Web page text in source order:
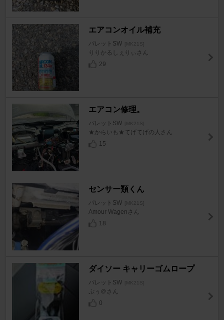
エアコンオイル補充
パレットSW [MK21S]
りりかるしぇりぃさん
29
エアコン修理。
パレットSW [MK21S]
★からいも★てげてげの人さん
15
センサー類くん
パレットSW [MK21S]
Amour Wagenさん
18
ダイソー キャリーゴムロープ
パレットSW [MK21S]
ぷぅ＠さん
0